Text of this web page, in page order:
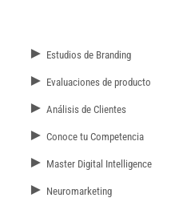
► Estudios de Branding
► Evaluaciones de producto
► Análisis de Clientes
► Conoce tu Competencia
► Master Digital Intelligence
► Neuromarketing